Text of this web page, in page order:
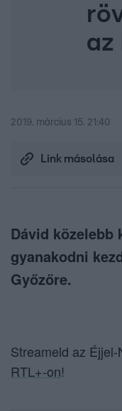
az
2019. március 15. 21:40
Link másolása
Dávid közelebb
gyanakodni
Győzőre.
Streameld az
RTL+-on!